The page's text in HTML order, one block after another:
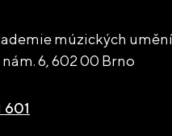
múzických
6,602 00 Brno
601